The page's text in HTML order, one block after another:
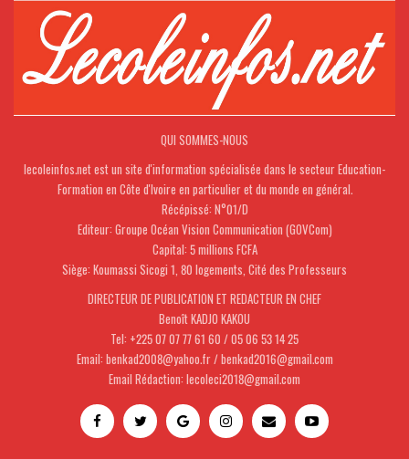
QUI SOMMES-NOUS
lecoleinfos.net est un site d'information spécialisée dans le secteur Education-
Formation en Côte d'Ivoire en particulier et du monde en général.
Récépissé: N°01/D
Editeur: Groupe Océan Vision Communication (GOVCom)
Capital: 5 millions FCFA
Siège: Koumassi Sicogi 1, 80 logements, Cité des Professeurs
DIRECTEUR DE PUBLICATION ET REDACTEUR EN CHEF
Benoît KADJO KAKOU
Tel: +225 07 07 77 61 60 / 05 06 53 14 25
Email: benkad2008@yahoo.fr / benkad2016@gmail.com
Email Rédaction: lecoleci2018@gmail.com